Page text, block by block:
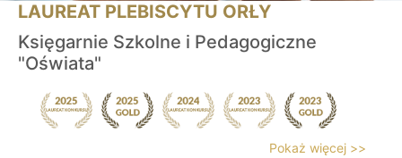
LAUREAT PLEBISCYTU ORŁY
Księgarnie Szkolne i Pedagogiczne
"Oświata"
Pokaż więcej >>